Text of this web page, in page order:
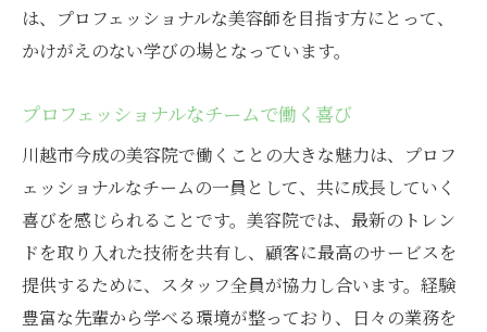
は、プロフェッショナルな美容師を目指す方にとって、
かけがえのない学びの場となっています。
プロフェッショナルなチームで働く喜び
川越市今成の美容院で働くことの大きな魅力は、プロフ
ェッショナルなチームの一員として、共に成長していく
喜びを感じられることです。美容院では、最新のトレン
ドを取り入れた技術を共有し、顧客に最高のサービスを
提供するために、スタッフ全員が協力し合います。経験
豊富な先輩から学べる環境が整っており、日々の業務を